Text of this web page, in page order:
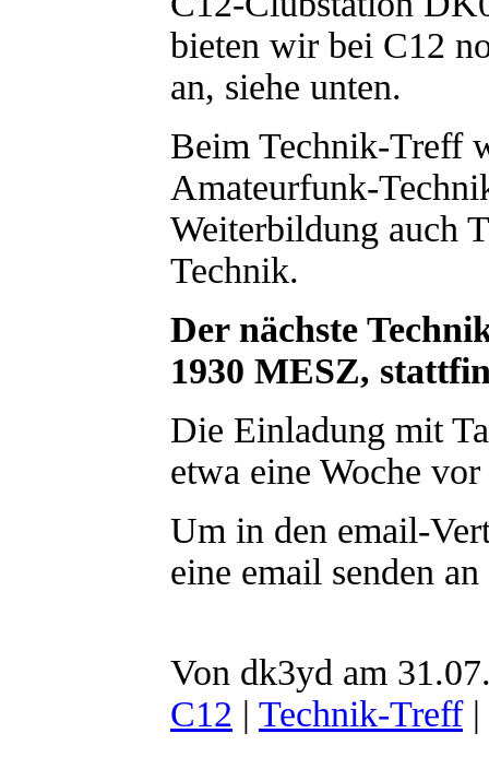
bieten wir bei C12
an, siehe unten.
Beim Technik-Treff
Amateurfunk-
Weiterbildung auch
Technik.
Der nächste
1930 MESZ,
Die Einladung mit
etwa eine Woche
Um in den email-
eine email senden
Von dk3yd am
C12 | Technik-Treff|